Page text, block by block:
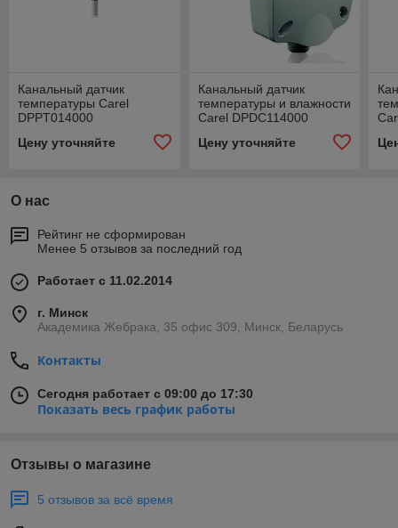
Канальный датчик
температуры Carel
DPPT014000
Цену уточняйте
Канальный датчик
температуры и влажности
Carel DPDC114000
Цену уточняйте
О нас
Рейтинг не сформирован
Менее 5 отзывов за последний год
Работает с 11.02.2014
г. Минск
Академика Жебрака, 35 офис 309, Минск, Беларусь
Контакты
Сегодня работает с 09:00 до 17:30
Показать весь график работы
Отзывы о магазине
5 отзывов за всё время